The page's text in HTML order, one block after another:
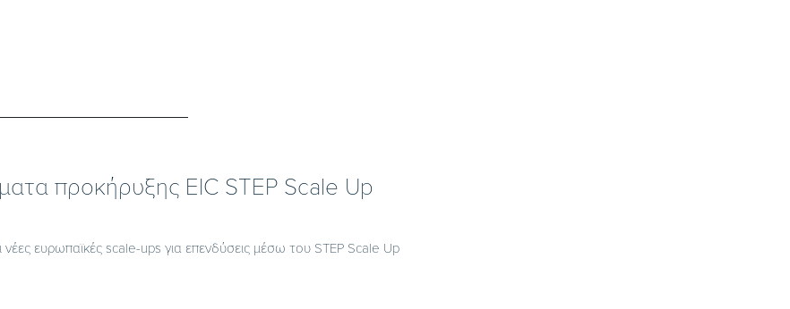
προκήρυξης EIC STEP Scale Up
νέες ευρωπαϊκές scale-ups για επενδύσεις μέσω του STEP Scale Up